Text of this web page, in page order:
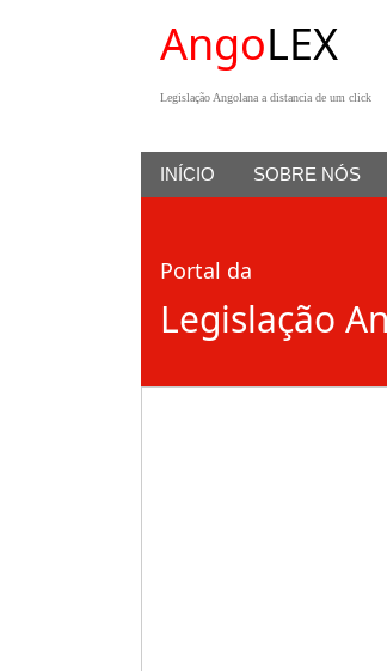
AngoLEX
Legislação Angolana a distancia de um click
INÍCIO SOBRE NÓS
Portal da
Legislação